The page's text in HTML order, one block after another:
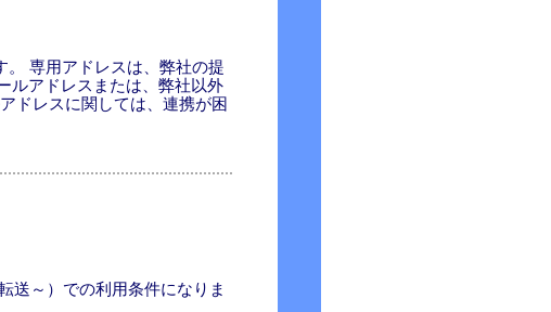
専用アドレスは、弊社の提
ルアドレスまたは、弊社以外
ドレスに関しては、連携が困
送～）での利用条件になりま